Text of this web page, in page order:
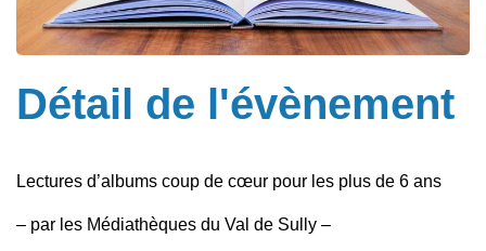
Détail de l'évènement
Lectures d’albums coup de cœur pour les plus de 6 ans
– par les Médiathèques du Val de Sully –